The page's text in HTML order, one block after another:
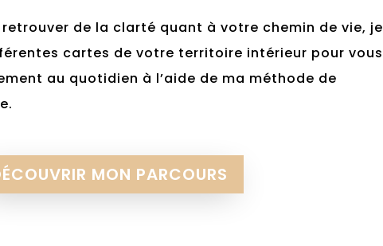
de la clarté quant à votre chemin de vie, je
cartes de votre territoire intérieur pour vous
au quotidien à l’aide de ma méthode de
MON PARCOURS